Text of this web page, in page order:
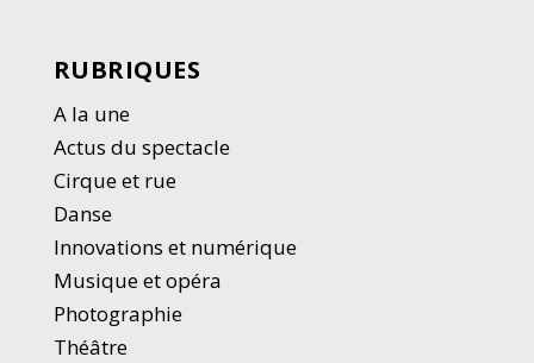
RUBRIQUES
A la une
Actus du spectacle
Cirque et rue
Danse
Innovations et numérique
Musique et opéra
Photographie
Théâtre